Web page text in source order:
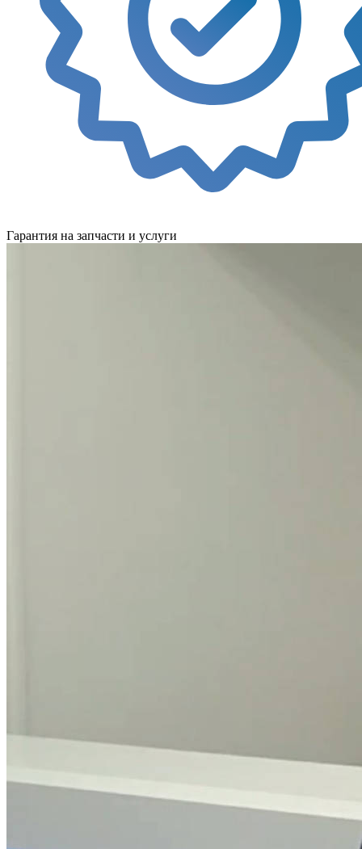
Гарантия на запчасти и услуги